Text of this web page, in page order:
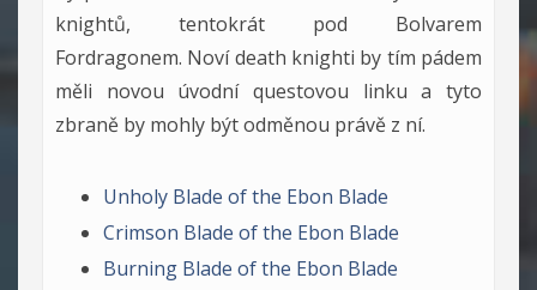
knightů, tentokrát pod Bolvarem
Fordragonem. Noví death knighti by tím pádem
měli novou úvodní questovou linku a tyto
zbraně by mohly být odměnou právě z ní.
Unholy Blade of the Ebon Blade
Crimson Blade of the Ebon Blade
Burning Blade of the Ebon Blade